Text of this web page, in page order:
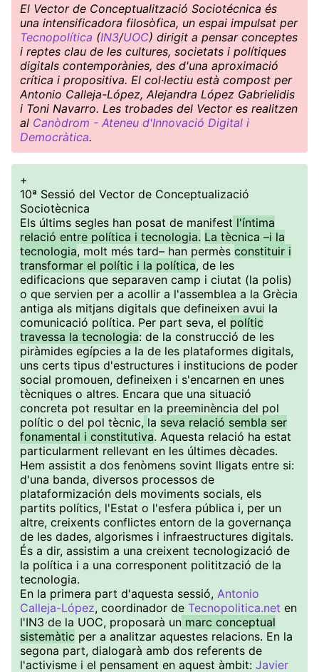
El Vector de Conceptualització Sociotécnica és
una intensificadora filosòfica, un espai impulsat per
Tecnopolítica (IN3/UOC) dirigit a pensar conceptes
i reptes clau de les cultures, societats i polítiques
digitals contemporànies, des d'una aproximació
crítica i propositiva. El col·lectiu està compost per
Antonio Calleja-López, Alejandra López Gabrielidis
i Toni Navarro. Les trobades del Vector es realitzen
al Canòdrom - Ateneu d'Innovació Digital i
Democràtica.
+
10ª Sessió del Vector de Conceptualizació
Sociotècnica
Els últims segles han posat de manifest l'íntima
relació entre política i tecnologia. La tècnica –i la
tecnologia, molt més tard– han permès constituir i
transformar el polític i la política, de les
edificacions que separaven camp i ciutat (la polis)
o que servien per a acollir a l'assemblea a la Grècia
antiga als mitjans digitals que defineixen avui la
comunicació política. Per part seva, el polític
travessa la tecnologia: de la construcció de les
piràmides egípcies a la de les plataformes digitals,
uns certs tipus d'estructures i institucions de poder
social promouen, defineixen i s'encarnen en unes
tècniques o altres. Encara que una situació
concreta pot resultar en la preeminència del pol
polític o del pol tècnic, la seva relació sembla ser
fonamental i constitutiva. Aquesta relació ha estat
particularment rellevant en les últimes dècades.
Hem assistit a dos fenòmens sovint lligats entre si:
d'una banda, diversos processos de
plataformización dels moviments socials, els
partits polítics, l'Estat o l'esfera pública i, per un
altre, creixents conflictes entorn de la governança
de les dades, algorismes i infraestructures digitals.
És a dir, assistim a una creixent tecnologizació de
la política i a una corresponent politització de la
tecnologia.
En la primera part d'aquesta sessió, Antonio
Calleja-López, coordinador de Tecnopolitica.net en
l'IN3 de la UOC, proposarà un marc conceptual
sistemàtic per a analitzar aquestes relacions. En la
segona part, dialogarà amb dos referents de
l'activisme i el pensament en aquest àmbit: Javier